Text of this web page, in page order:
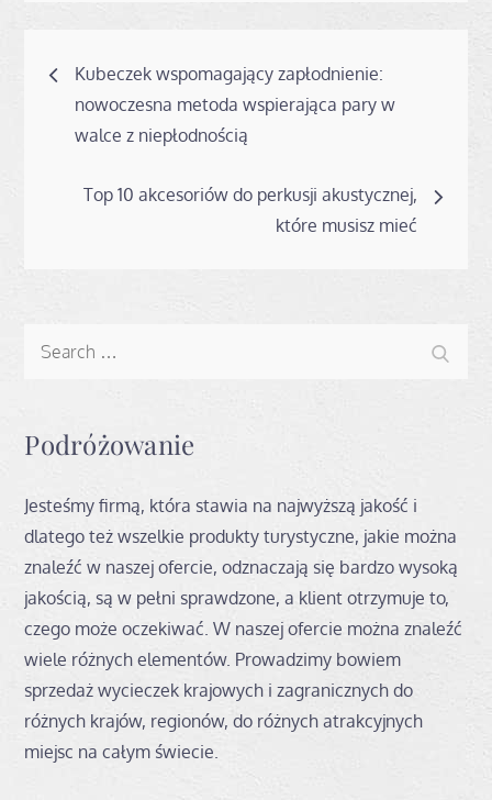
Nawigacja
wpisu
Kubeczek wspomagający zapłodnienie:
nowoczesna metoda wspierająca pary w
walce z niepłodnością
Top 10 akcesoriów do perkusji akustycznej,
które musisz mieć
Podróżowanie
Jesteśmy firmą, która stawia na najwyższą jakość i
dlatego też wszelkie produkty turystyczne, jakie można
znaleźć w naszej ofercie, odznaczają się bardzo wysoką
jakością, są w pełni sprawdzone, a klient otrzymuje to,
czego może oczekiwać. W naszej ofercie można znaleźć
wiele różnych elementów. Prowadzimy bowiem
sprzedaż wycieczek krajowych i zagranicznych do
różnych krajów, regionów, do różnych atrakcyjnych
miejsc na całym świecie.